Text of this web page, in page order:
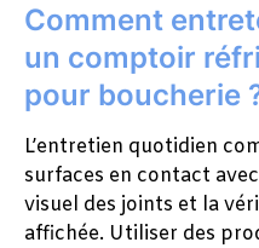
Comment
un comptoir
pour boucherie
L’entretien quotidien
surfaces en contact
visuel des joints et la
affichée. Utiliser des